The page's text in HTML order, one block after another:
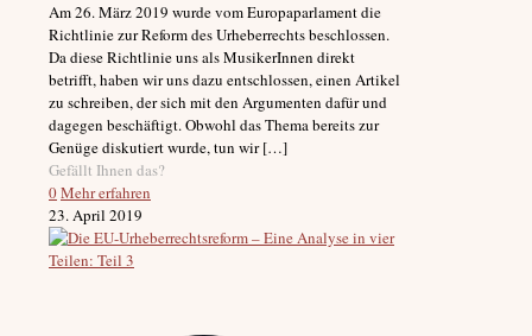
Am 26. März 2019 wurde vom Europaparlament die
Richtlinie zur Reform des Urheberrechts beschlossen.
Da diese Richtlinie uns als MusikerInnen direkt
betrifft, haben wir uns dazu entschlossen, einen Artikel
zu schreiben, der sich mit den Argumenten dafür und
dagegen beschäftigt. Obwohl das Thema bereits zur
Genüge diskutiert wurde, tun wir[…]
Gefällt Ihnen das?
0Mehr erfahren
23. April 2019